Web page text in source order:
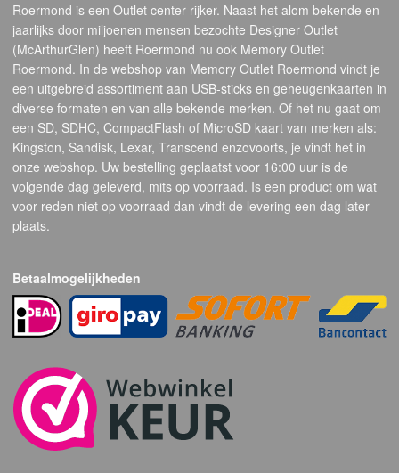
Roermond is een Outlet center rijker. Naast het alom bekende en
jaarlijks door miljoenen mensen bezochte Designer Outlet
(McArthurGlen) heeft Roermond nu ook Memory Outlet
Roermond. In de webshop van Memory Outlet Roermond vindt je
een uitgebreid assortiment aan USB-sticks en geheugenkaarten in
diverse formaten en van alle bekende merken. Of het nu gaat om
een SD, SDHC, CompactFlash of MicroSD kaart van merken als:
Kingston, Sandisk, Lexar, Transcend enzovoorts, je vindt het in
onze webshop. Uw bestelling geplaatst voor 16:00 uur is de
volgende dag geleverd, mits op voorraad. Is een product om wat
voor reden niet op voorraad dan vindt de levering een dag later
plaats.
Betaalmogelijkheden